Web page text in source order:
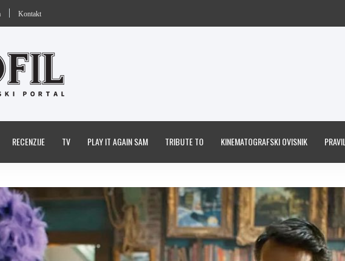
Kontakt
RECENZIJE TV PLAY IT AGAIN SAM TRIBUTE TO KINEMATOGRAFSKI OVISNIK